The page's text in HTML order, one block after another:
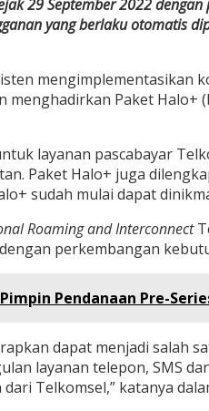
29 September 2022
yang berlaku otomatis
mengimplementasikan
Paket
layanan pascabayar
Paket Halo+ juga
sudah mulai dapat
Roaming and Interconnect
perkembangan
Pendanaan Pre-
dapat menjadi salah
layanan telepon, SMS
Telkomsel,” katanya